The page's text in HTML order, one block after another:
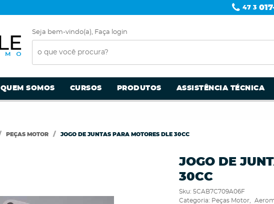
47 3
Seja bem-vindo(a), Faça login
QUEM SOMOS CURSOS PRODUTOS ASSISTÊNCIA TÉCNICA
PEÇAS MOTOR JOGO DE JUNTAS PARA MOTORES DLE 30CC
JOGO DE
30CC
Sku: 5CAB7C709A06F
Categoria: Peças Motor